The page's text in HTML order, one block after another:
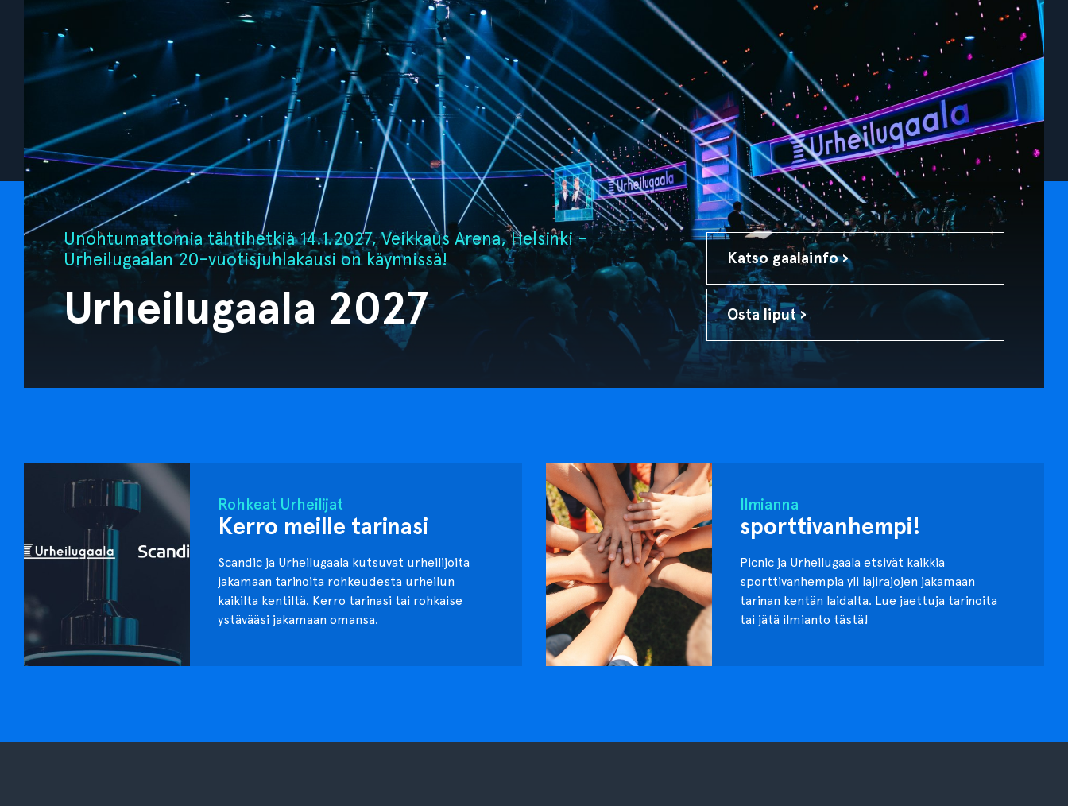
Unohtumattomia tähtihetkiä 14.1.2027, Veikkaus Arena, Helsinki -
Urheilugaalan 20-vuotisjuhlakausi on käynnissä!
Urheilugaala 2027
Katso gaalainfo ›
Osta liput ›
Rohkeat Urheilijat
Kerro meille tarinasi
Scandic ja Urheilugaala kutsuvat urheilijoita
jakamaan tarinoita rohkeudesta urheilun
kaikilta kentiltä. Kerro tarinasi tai rohkaise
ystävääsi jakamaan omansa.
Ilmianna
sporttivanhempi!
Picnic ja Urheilugaala etsivät kaikkia
sporttivanhempia yli lajirajojen jakamaan
tarinan kentän laidalta. Lue jaettuja tarinoita
tai jätä ilmianto tästä!